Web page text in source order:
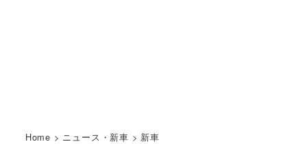
Home > ニュース・新車 > 新車